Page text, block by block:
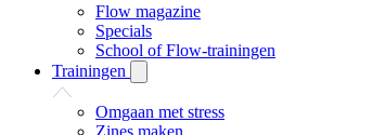
Flow magazine
Specials
School of Flow-trainingen
Trainingen
Omgaan met stress
Zines maken